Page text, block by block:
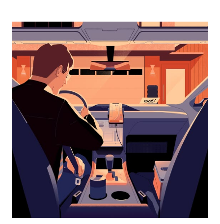
do
i wybrać
datę.
Naciśnij
klawisz
„Escape”,
aby
zamknąć
kalendarz.